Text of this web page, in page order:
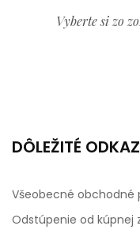
Vyberte si zo
DÔLEŽITÉ
Všeobecné obchodné
Odstúpenie od kúpnej